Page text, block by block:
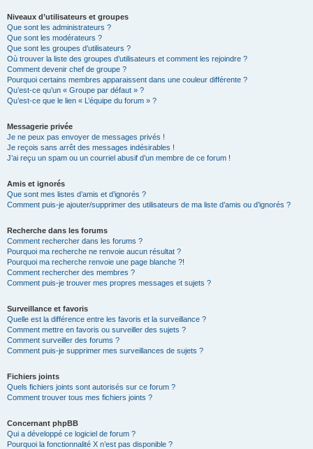
Niveaux d’utilisateurs et groupes
Que sont les administrateurs ?
Que sont les modérateurs ?
Que sont les groupes d’utilisateurs ?
Où trouver la liste des groupes d’utilisateurs et comment les rejoindre ?
Comment devenir chef de groupe ?
Pourquoi certains membres apparaissent dans une couleur différente ?
Qu’est-ce qu’un « Groupe par défaut » ?
Qu’est-ce que le lien « L’équipe du forum » ?
Messagerie privée
Je ne peux pas envoyer de messages privés !
Je reçois sans arrêt des messages indésirables !
J’ai reçu un spam ou un courriel abusif d’un membre de ce forum !
Amis et ignorés
Que sont mes listes d’amis et d’ignorés ?
Comment puis-je ajouter/supprimer des utilisateurs de ma liste d’amis ou d’ignorés ?
Recherche dans les forums
Comment rechercher dans les forums ?
Pourquoi ma recherche ne renvoie aucun résultat ?
Pourquoi ma recherche renvoie une page blanche ?!
Comment rechercher des membres ?
Comment puis-je trouver mes propres messages et sujets ?
Surveillance et favoris
Quelle est la différence entre les favoris et la surveillance ?
Comment mettre en favoris ou surveiller des sujets ?
Comment surveiller des forums ?
Comment puis-je supprimer mes surveillances de sujets ?
Fichiers joints
Quels fichiers joints sont autorisés sur ce forum ?
Comment trouver tous mes fichiers joints ?
Concernant phpBB
Qui a développé ce logiciel de forum ?
Pourquoi la fonctionnalité X n’est pas disponible ?